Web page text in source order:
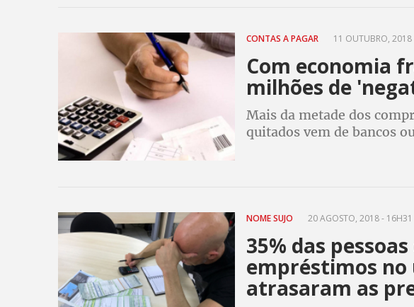
CONTAS A PAGAR 11 OUTUBRO,
Com economia
milhões de
Mais da metade dos
quitados vem de bancos
NOME SUJO 20 AGOSTO, 2018 - 16H31
35% das
empréstimos
atrasaram as